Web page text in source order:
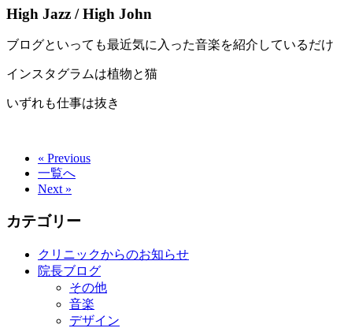
High Jazz / High John
ブログといっても最近気に入った音楽を紹介しているだけ
インスタグラムは植物と猫
いずれも仕事は抜き
« Previous
一覧へ
Next »
カテゴリー
クリニックからのお知らせ
院長ブログ
その他
音楽
デザイン